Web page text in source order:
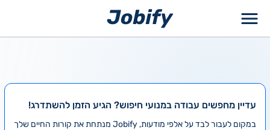
עדיין מחפשים עבודה במנועי חיפוש? הגיע הזמן להשתדרג!
במקום לעבור לבד על אלפי מודעות, Jobify מנתחת את קורות החיים שלך